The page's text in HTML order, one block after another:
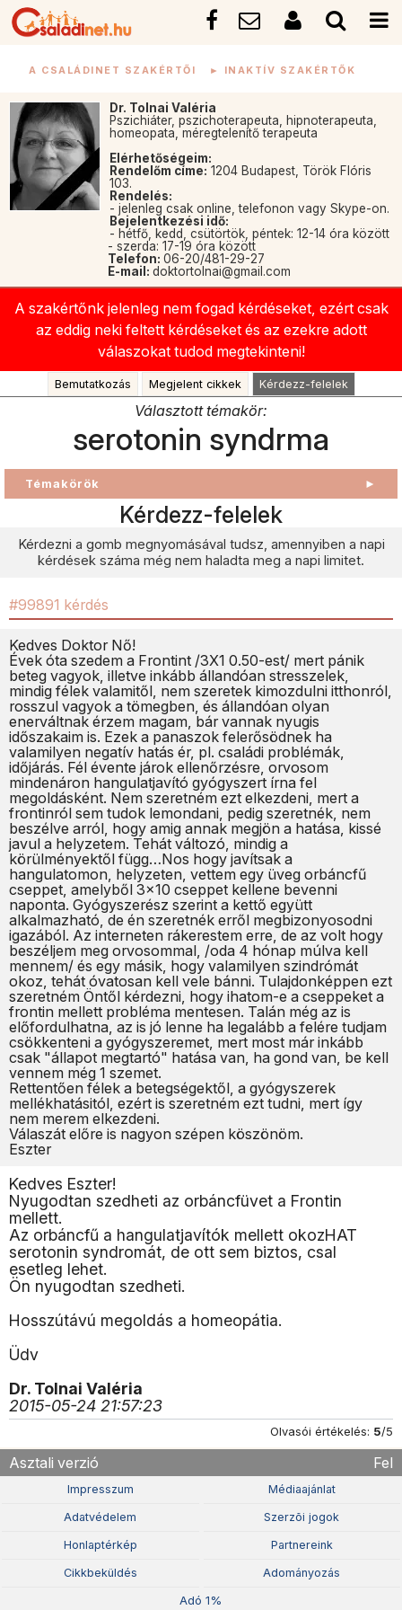
A CSALÁDINET SZAKÉRTŐI ► INAKTÍV SZAKÉRTŐK
Dr. Tolnai Valéria
Pszichiáter, pszichoterapeuta, hipnoterapeuta,
homeopata, méregtelenítő terapeuta
Elérhetőségeim:
Rendelőm címe: 1204 Budapest, Török Flóris
103.
Rendelés:
- jelenleg csak online, telefonon vagy Skype-on.
Bejelentkezési idő:
- hétfő, kedd, csütörtök, péntek: 12-14 óra között
- szerda: 17-19 óra között
Telefon: 06-20/481-29-27
E-mail: doktortolnai@gmail.com
A szakértőnk jelenleg nem fogad kérdéseket, ezért csak
az eddig neki feltett kérdéseket és az ezekre adott
válaszokat tudod megtekinteni!
Bemutatkozás Megjelent cikkek Kérdezz-felelek
Választott témakör:
serotonin syndrma
Témakörök ►
Kérdezz-felelek
Kérdezni a gomb megnyomásával tudsz, amennyiben a napi
kérdések száma még nem haladta meg a napi limitet.
#99891 kérdés
Kedves Doktor Nő!
Évek óta szedem a Frontint /3X1 0.50-est/ mert pánik
beteg vagyok, illetve inkább állandóan stresszelek,
mindig félek valamitől, nem szeretek kimozdulni itthonról,
rosszul vagyok a tömegben, és állandóan olyan
enerváltnak érzem magam, bár vannak nyugis
időszakaim is. Ezek a panaszok felerősödnek ha
valamilyen negatív hatás ér, pl. családi problémák,
időjárás. Fél évente járok ellenőrzésre, orvosom
mindenáron hangulatjavító gyógyszert írna fel
megoldásként. Nem szeretném ezt elkezdeni, mert a
frontinról sem tudok lemondani, pedig szeretnék, nem
beszélve arról, hogy amig annak megjön a hatása, kissé
javul a helyzetem. Tehát változó, mindig a
körülményektől függ…Nos hogy javítsak a
hangulatomon, helyzeten, vettem egy üveg orbáncfű
cseppet, amelyből 3x10 cseppet kellene bevenni
naponta. Gyógyszerész szerint a kettő együtt
alkalmazható, de én szeretnék erről megbizonyosodni
igazából. Az interneten rákerestem erre, de az volt hogy
beszéljem meg orvosommal, /oda 4 hónap múlva kell
mennem/ és egy másik, hogy valamilyen szindrómát
okoz, tehát óvatosan kell vele bánni. Tulajdonképpen ezt
szeretném Öntől kérdezni, hogy ihatom-e a cseppeket a
frontin mellett probléma mentesen. Talán még az is
előfordulhatna, az is jó lenne ha legalább a felére tudjam
csökkenteni a gyógyszeremet, mert most már inkább
csak "állapot megtartó" hatása van, ha gond van, be kell
vennem még 1 szemet.
Rettentően félek a betegségektől, a gyógyszerek
mellékhatásitól, ezért is szeretném ezt tudni, mert így
nem merem elkezdeni.
Válaszát előre is nagyon szépen köszönöm.
Eszter
Kedves Eszter!
Nyugodtan szedheti az orbáncfüvet a Frontin
mellett.
Az orbáncfű a hangulatjavítók mellett okozHAT
serotonin syndromát, de ott sem biztos, csal
esetleg lehet.
Ön nyugodtan szedheti.
Hosszútávú megoldás a homeopátia.
Üdv
Dr. Tolnai Valéria
2015-05-24 21:57:23
Olvasói értékelés: 5/5
Asztali verzió Fel
Impresszum Médiaajánlat
Adatvédelem Szerzõi jogok
Honlaptérkép Partnereink
Cikkbeküldés Adományozás
Adó 1%